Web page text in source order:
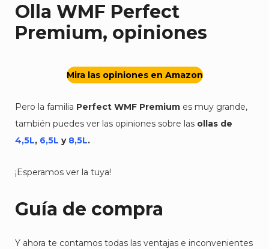
Olla WMF Perfect
Premium, opiniones
Mira las opiniones en Amazon
Pero la familia Perfect WMF Premium es muy grande,
también puedes ver las opiniones sobre las ollas de
4,5L, 6,5L y 8,5L.
¡Esperamos ver la tuya!
Guía de compra
Y ahora te contamos todas las ventajas e inconvenientes